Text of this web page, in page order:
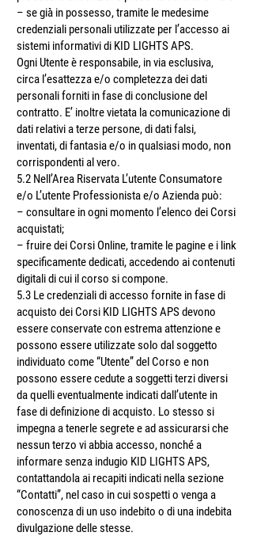
– se già̀ in possesso, tramite le medesime
credenziali personali utilizzate per l’accesso ai
sistemi informativi di KID LIGHTS APS.
Ogni Utente è responsabile, in via esclusiva,
circa l’esattezza e/o completezza dei dati
personali forniti in fase di conclusione del
contratto. E’ inoltre vietata la comunicazione di
dati relativi a terze persone, di dati falsi,
inventati, di fantasia e/o in qualsiasi modo, non
corrispondenti al vero.
5.2 Nell’Area Riservata L’utente Consumatore
e/o L’utente Professionista e/o Azienda può:
– consultare in ogni momento l’elenco dei Corsi
acquistati;
– fruire dei Corsi Online, tramite le pagine e i link
specificamente dedicati, accedendo ai contenuti
digitali di cui il corso si compone.
5.3 Le credenziali di accesso fornite in fase di
acquisto dei Corsi KID LIGHTS APS devono
essere conservate con estrema attenzione e
possono essere utilizzate solo dal soggetto
individuato come “Utente” del Corso e non
possono essere cedute a soggetti terzi diversi
da quelli eventualmente indicati dall’utente in
fase di definizione di acquisto. Lo stesso si
impegna a tenerle segrete e ad assicurarsi che
nessun terzo vi abbia accesso, nonché́ a
informare senza indugio KID LIGHTS APS,
contattandola ai recapiti indicati nella sezione
“Contatti”, nel caso in cui sospetti o venga a
conoscenza di un uso indebito o di una indebita
divulgazione delle stesse.